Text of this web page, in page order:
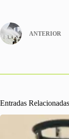
ANTERIOR
Entradas Relacionadas